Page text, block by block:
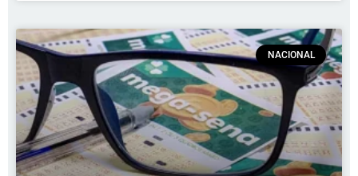
NACIONAL